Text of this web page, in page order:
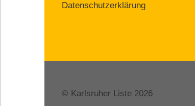
Datenschutzerklärung
© Karlsruher Liste 2026